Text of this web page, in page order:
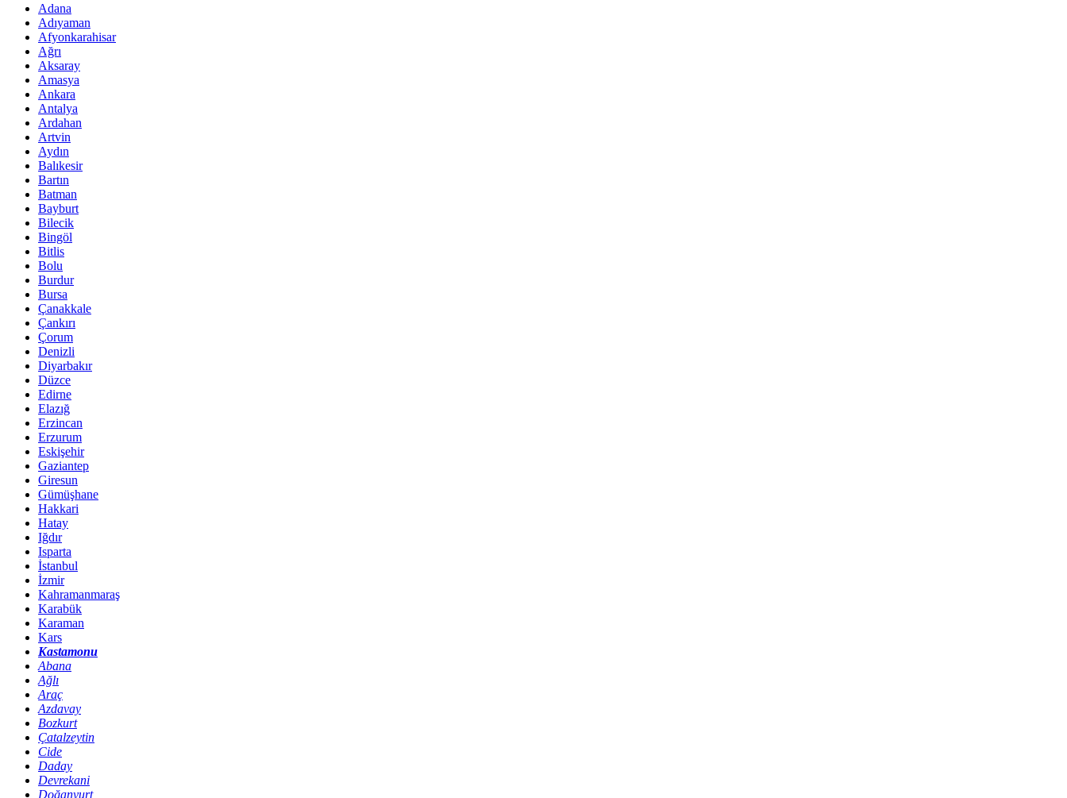
Adana
Adıyaman
Afyonkarahisar
Ağrı
Aksaray
Amasya
Ankara
Antalya
Ardahan
Artvin
Aydın
Balıkesir
Bartın
Batman
Bayburt
Bilecik
Bingöl
Bitlis
Bolu
Burdur
Bursa
Çanakkale
Çankırı
Çorum
Denizli
Diyarbakır
Düzce
Edirne
Elazığ
Erzincan
Erzurum
Eskişehir
Gaziantep
Giresun
Gümüşhane
Hakkari
Hatay
Iğdır
Isparta
İstanbul
İzmir
Kahramanmaraş
Karabük
Karaman
Kars
Kastamonu
Abana
Ağlı
Araç
Azdavay
Bozkurt
Çatalzeytin
Cide
Daday
Devrekani
Doğanyurt